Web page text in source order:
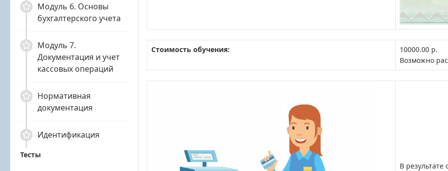
Модуль 6. Основы
бухгалтерского учета
Модуль 7.
Документация и учет
кассовых операций
Нормативная
документация
Идентификация
Тесты
Стоимость обучения:
10000.00 р.
Возможно
В